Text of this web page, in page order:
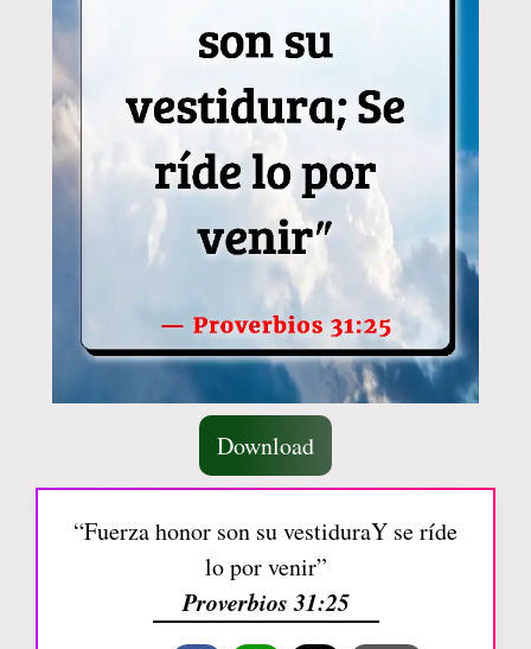
Download
“Fuerza honor son su vestiduraY se ríde
lo por venir”
Proverbios 31:25